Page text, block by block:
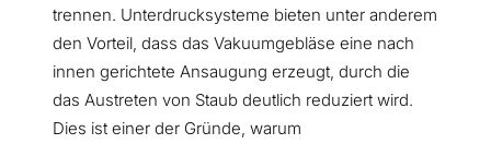
trennen. Unterdrucksysteme bieten unter anderem
den Vorteil, dass das Vakuumgebläse eine nach
innen gerichtete Ansaugung erzeugt, durch die
das Austreten von Staub deutlich reduziert wird.
Dies ist einer der Gründe, warum